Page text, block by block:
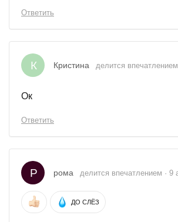
Ответить
К Кристина делится
Ок
Ответить
Р рома делится впечатлением · 9
ДО СЛЁЗ